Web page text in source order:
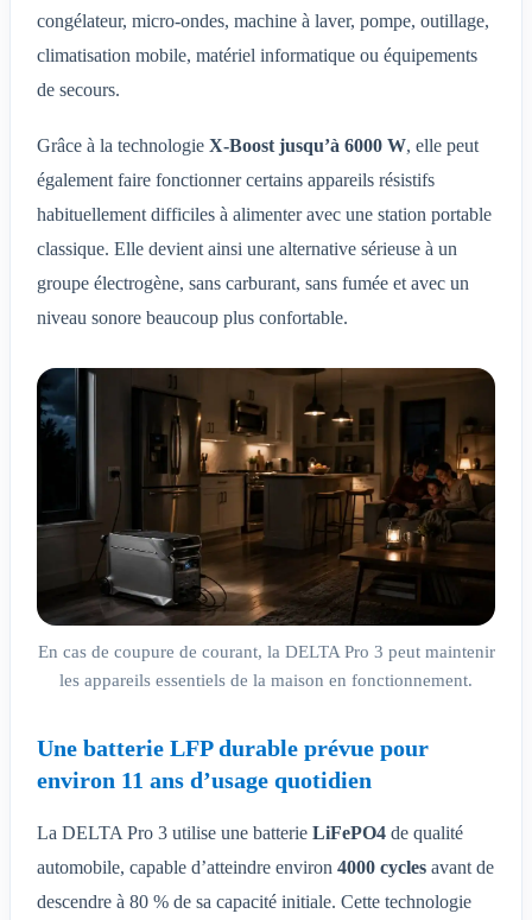
congélateur, micro-ondes, machine à laver, pompe, outillage,
climatisation mobile, matériel informatique ou équipements
de secours.
Grâce à la technologie X-Boost jusqu’à 6000 W, elle peut
également faire fonctionner certains appareils résistifs
habituellement difficiles à alimenter avec une station portable
classique. Elle devient ainsi une alternative sérieuse à un
groupe électrogène, sans carburant, sans fumée et avec un
niveau sonore beaucoup plus confortable.
En cas de coupure de courant, la DELTA Pro 3 peut maintenir
les appareils essentiels de la maison en fonctionnement.
Une batterie LFP durable prévue pour
environ 11 ans d’usage quotidien
La DELTA Pro 3 utilise une batterie LiFePO4 de qualité
automobile, capable d’atteindre environ 4000 cycles avant de
descendre à 80 % de sa capacité initiale. Cette technologie